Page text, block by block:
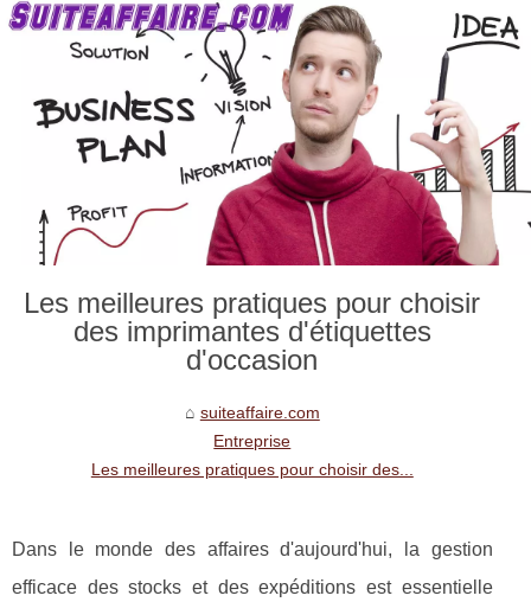
Les meilleures pratiques pour choisir
des imprimantes d'étiquettes
d'occasion
suiteaffaire.com
Entreprise
Les meilleures pratiques pour choisir des...
Dans le monde des affaires d'aujourd'hui, la gestion
efficace des stocks et des expéditions est essentielle